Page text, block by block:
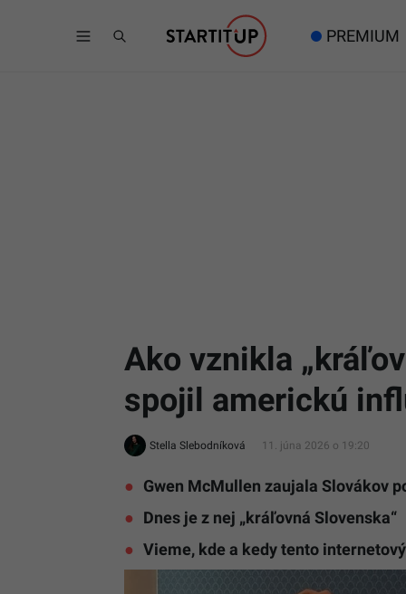
PREMIUM
Ako vznikla
spojil americkú
Stella Slebodníková 11. júna 2026 o 19:20
Gwen McMullen zaujala Slovákov
Dnes je z nej „kráľovná Slovenska“
Vieme, kde a kedy tento